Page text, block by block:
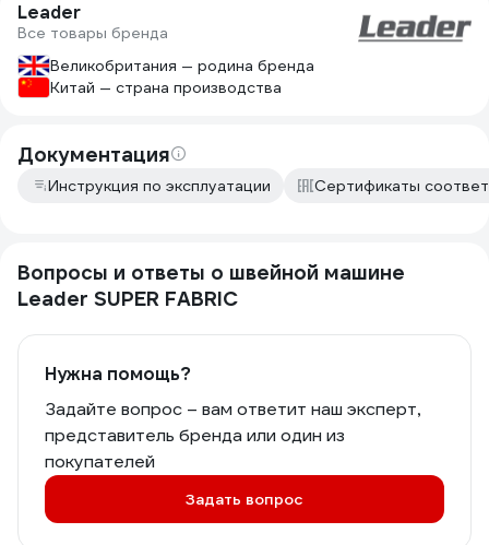
Leader
Все товары бренда
Великобритания — родина бренда
Китай — страна производства
Документация
Инструкция по эксплуатации Сертификаты
Вопросы и ответы о швейной машине
Leader SUPER FABRIC
Нужна помощь?
Задайте вопрос – вам ответит наш эксперт,
представитель бренда или один из
покупателей
Задать вопрос